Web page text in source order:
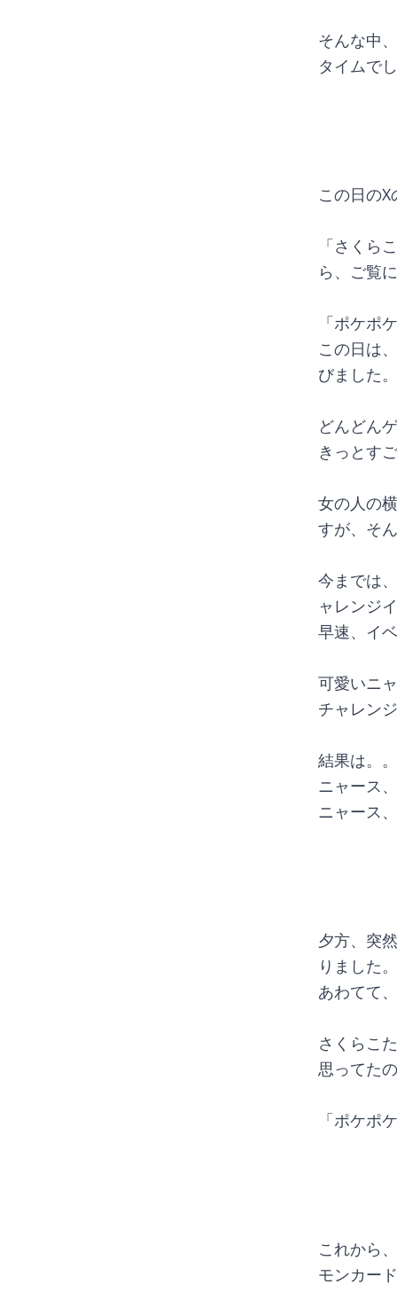
そんな中
タイムで
この日の
「さくら
ら、ご覧
「ポケポ
この日は
びました。
どんどん
きっとす
女の人の
すが、そ
今までは
ャレンジ
早速、イ
可愛いニ
チャレン
結果は。
ニャース
ニャース
夕方、突
りました。
あわてて
さくらこ
思ってた
「ポケポ
これから
モンカー